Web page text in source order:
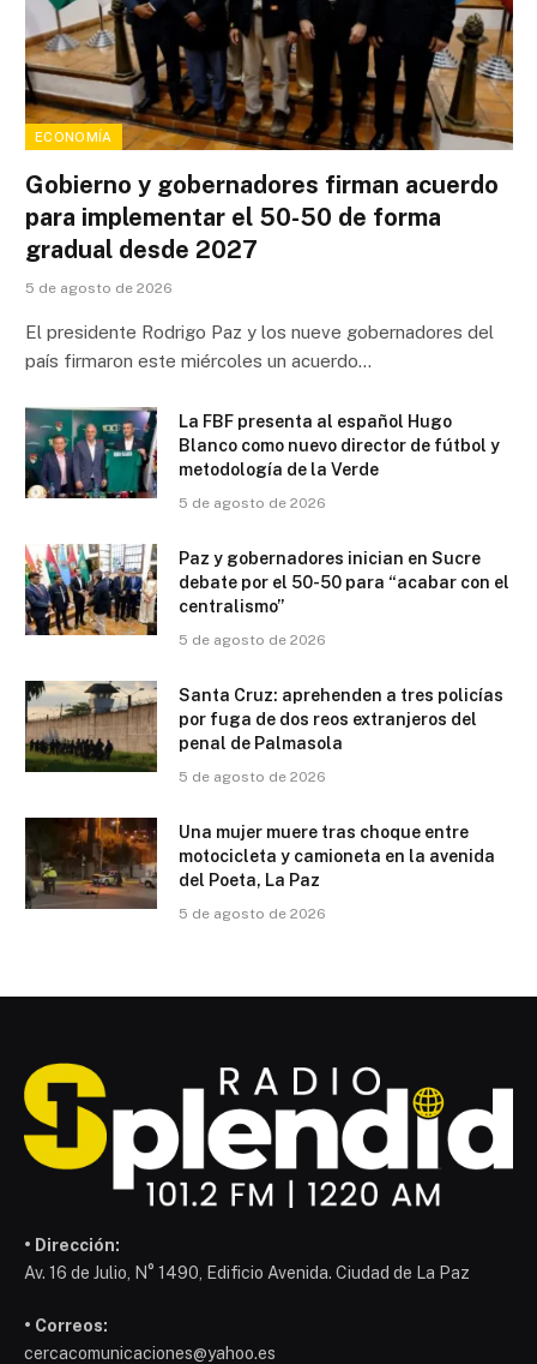
ECONOMÍA
Gobierno y gobernadores firman acuerdo
para implementar el 50-50 de forma
gradual desde 2027
5 de agosto de 2026
El presidente Rodrigo Paz y los nueve gobernadores del
país firmaron este miércoles un acuerdo…
La FBF presenta al español Hugo
Blanco como nuevo director de fútbol y
metodología de la Verde
5 de agosto de 2026
Paz y gobernadores inician en Sucre
debate por el 50-50 para “acabar con el
centralismo”
5 de agosto de 2026
Santa Cruz: aprehenden a tres policías
por fuga de dos reos extranjeros del
penal de Palmasola
5 de agosto de 2026
Una mujer muere tras choque entre
motocicleta y camioneta en la avenida
del Poeta, La Paz
5 de agosto de 2026
• Dirección:
Av. 16 de Julio, N° 1490, Edificio Avenida. Ciudad de La Paz
• Correos:
cercacomunicaciones@yahoo.es